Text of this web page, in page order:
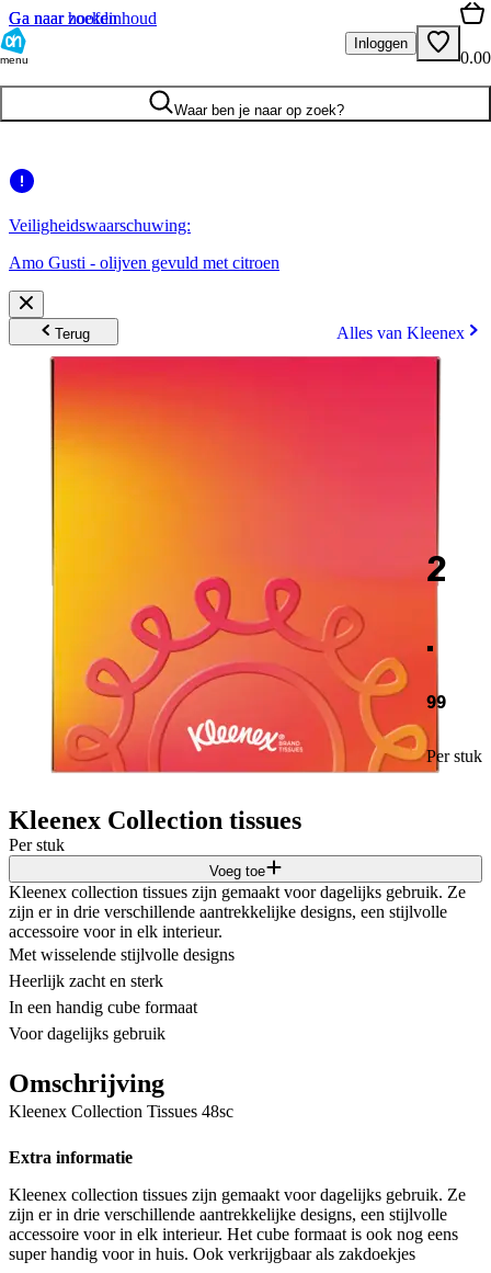
Ga naar hoofdinhoud
Ga naar zoeken
menu
Inloggen
0.00
Waar ben je naar op zoek?
Veiligheidswaarschuwing:
Amo Gusti - olijven gevuld met citroen
Terug Alles van Kleenex
2
.
99
Per stuk
Kleenex Collection tissues
Per stuk
Voeg toe
Kleenex collection tissues zijn gemaakt voor dagelijks gebruik. Ze
zijn er in drie verschillende aantrekkelijke designs, een stijlvolle
accessoire voor in elk interieur.
Met wisselende stijlvolle designs
Heerlijk zacht en sterk
In een handig cube formaat
Voor dagelijks gebruik
Omschrijving
Kleenex Collection Tissues 48sc
Extra informatie
Kleenex collection tissues zijn gemaakt voor dagelijks gebruik. Ze
zijn er in drie verschillende aantrekkelijke designs, een stijlvolle
accessoire voor in elk interieur. Het cube formaat is ook nog eens
super handig voor in huis. Ook verkrijgbaar als zakdoekjes